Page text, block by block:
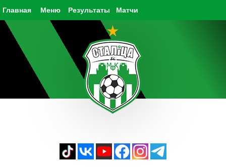
Главная Результаты Матчи
Меню